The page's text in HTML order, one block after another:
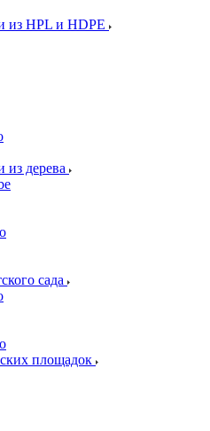
из HPL и HDPE
из дерева
сада
площадок